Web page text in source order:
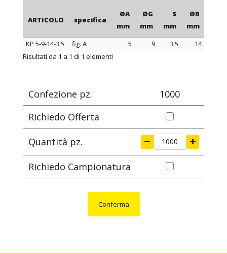
ARTICOLO specifica
ØA
mm
ØG
mm
S
mm
ØB
mm
ARTICOLO specifica
KP 5-9-14-3,5 fig. A 5 9 3,5 14
Risultati da 1 a 1 di 1 elementi
Confezione pz.
1000
Richiedo Offerta
Quantità pz.
Richiedo Campionatura
Conferma